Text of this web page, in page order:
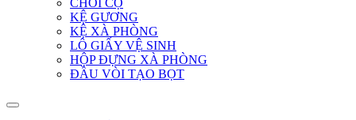
CHỔI CỌ
KỆ GƯƠNG
KỆ XÀ PHÒNG
LÔ GIẤY VỆ SINH
HỘP ĐỰNG XÀ PHÒNG
ĐẦU VÒI TẠO BỌT